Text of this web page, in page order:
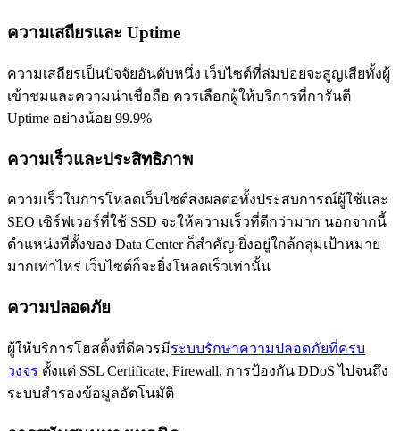
ความเสถียรและ Uptime
ความเสถียรเป็นปัจจัยอันดับหนึ่ง เว็บไซต์ที่ล่มบ่อยจะสูญเสียทั้งผู้
เข้าชมและความน่าเชื่อถือ ควรเลือกผู้ให้บริการที่การันตี
Uptime อย่างน้อย 99.9%
ความเร็วและประสิทธิภาพ
ความเร็วในการโหลดเว็บไซต์ส่งผลต่อทั้งประสบการณ์ผู้ใช้และ
SEO เซิร์ฟเวอร์ที่ใช้ SSD จะให้ความเร็วที่ดีกว่ามาก นอกจากนี้
ตำแหน่งที่ตั้งของ Data Center ก็สำคัญ ยิ่งอยู่ใกล้กลุ่มเป้าหมาย
มากเท่าไหร่ เว็บไซต์ก็จะยิ่งโหลดเร็วเท่านั้น
ความปลอดภัย
ผู้ให้บริการโฮสติ้งที่ดีควรมีระบบรักษาความปลอดภัยที่ครบ
วงจร ตั้งแต่ SSL Certificate, Firewall, การป้องกัน DDoS ไปจนถึง
ระบบสำรองข้อมูลอัตโนมัติ